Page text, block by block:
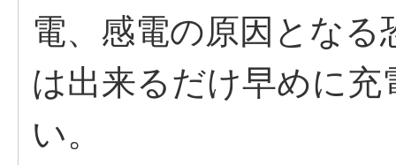
電、感電の原因とな
は出来るだけ早めに
い。